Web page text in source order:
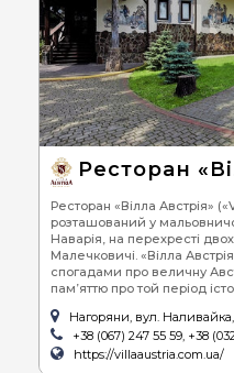
Ресторан
Ресторан «Вілла Австрія»
розташований у
Наварія, на перехресті
Малечковичі. «Вілла
спогадами про величну
пам’яттю про той період
Нагоряни, вул.
+38 (067) 247 55 59, +38
https://villaaustria.com.ua/